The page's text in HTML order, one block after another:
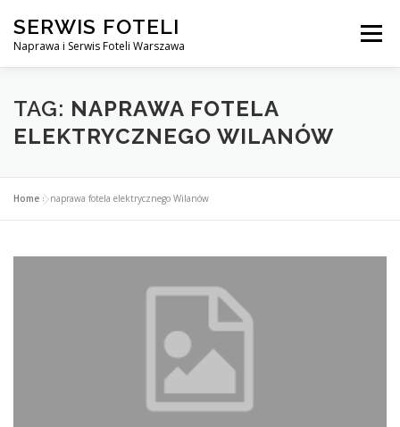
treści
SERWIS FOTELI
Naprawa i Serwis Foteli Warszawa
Menu
NAPRAWA FOTELI DENTYSTYCZNE I MEDYCZNE
TAG: NAPRAWA FOTELA
ELEKTRYCZNEGO WILANÓW
Home »naprawa fotela elektrycznego Wilanów